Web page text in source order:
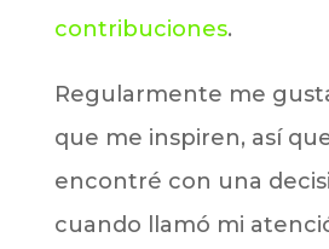
contribuciones.
Regularmente me
que me inspiren, así
encontré con una
cuando llamó mi